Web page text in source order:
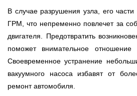
В случае разрушения узла, его
ГРМ, что непременно повлечет за
двигателя. Предотвратить
поможет внимательное отношение
Своевременное устранение
вакуумного насоса избавят от
ремонт автомобиля.